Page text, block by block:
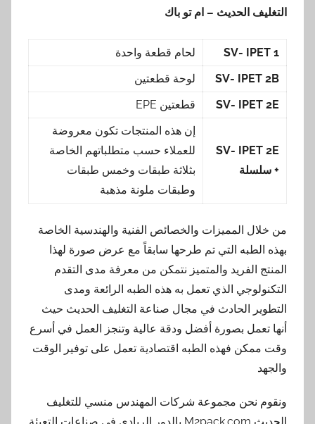
التغليف الحديث – ام تو باك
SV- IPET 1
لحام قطعة واحدة
SV- IPET 2B
لوحة قطعتين
SV- IPET 2E
قطعتين EPE
SV- IPET 2E
+ سلسلة
إن هذه المنتجات تكون معروضة
للعملاء حسب متطلباتهم الخاصة
بثلاثة طبقات وخمس طبقات
وطبقات ملونة مذهبة
من خلال المميزات والخصائص الفنية والهندسية الخاصة
بهذه الطبه التي تم طرحها سابقاً مع عرض صورة لهذا
المنتج الفريد والمتميز نتمكن من معرفة مدى التقدم
التكنولوجي الذي تعمل به هذه الطبه الرائعة ومدى
التطوير الحادث في مجال صناعة التغليف الحديث حيث
أنها تعمل بصورة أفضل ودقة عالية وتنجز العمل في أسرع
وقت ممكن فهذه الطبه اقتصادية تعمل على توفير الوقت
والجهد
ونقوم نحن مجموعة شركات المهندس منسي للتغليف